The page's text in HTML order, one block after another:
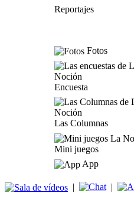
Reportajes
Fotos
Encuesta
Las Columnas
Mini juegos
App
| |